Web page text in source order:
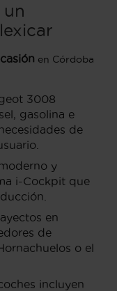
en Córdoba
3008
gasolina e
de
y
i-Cockpit que
en
de
o el
incluyen